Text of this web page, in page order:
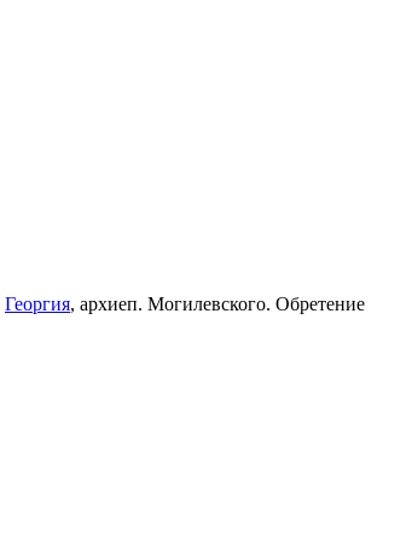
Георгия, архиеп. Могилевского. Обретение